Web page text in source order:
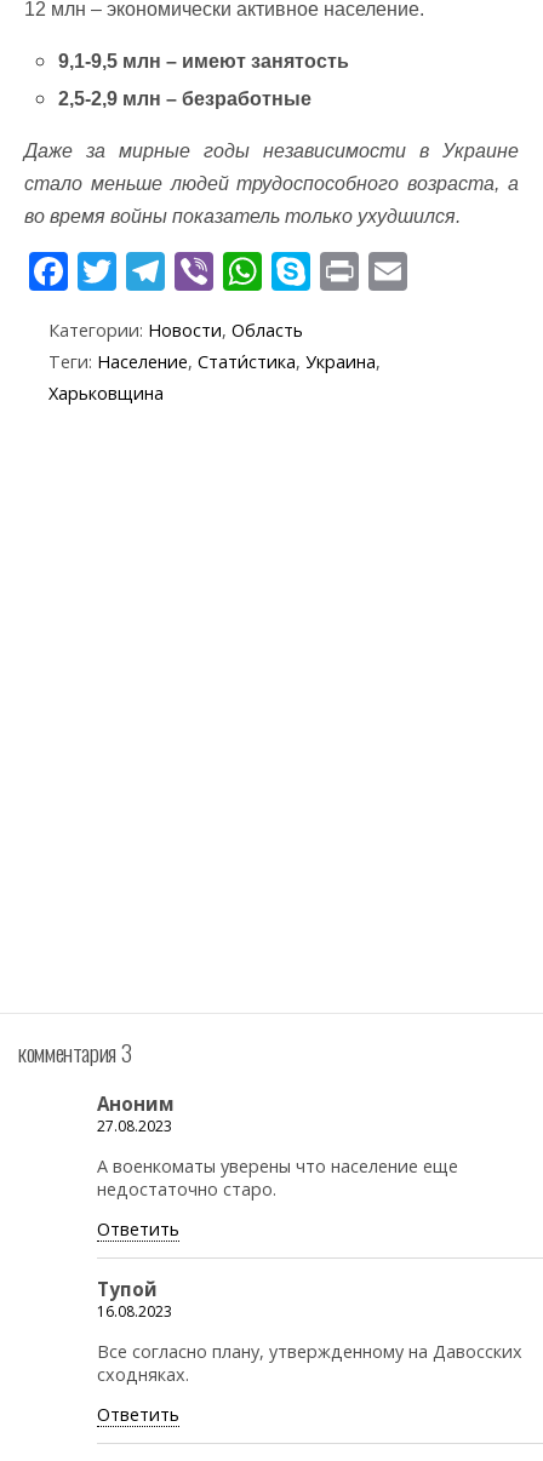
12 млн – экономически активное население.
9,1-9,5 млн – имеют занятость
2,5-2,9 млн – безработные
Даже за мирные годы независимости в Украине
стало меньше людей трудоспособного возраста, а
во время войны показатель только ухудшился.
F
e
b
T
itt
er
T
e
gr
Vi
er
W
at
S
y
p
Pr
t
Категории: Новости, Область
Теги: Население, Стати́стика, Украина,
Харьковщина
комментария 3
Аноним
27.08.2023
А военкоматы уверены что население еще
недостаточно старо.
Ответить
Тупой
16.08.2023
Все согласно плану, утвержденному на Давосских
сходняках.
Ответить